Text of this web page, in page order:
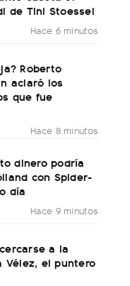
de Tini Stoessel
Hace 6 minutos
Roberto
aclaró los
que fue
Hace 8 minutos
dinero podría
con Spider-
día
Hace 9 minutos
a la
Vélez, el puntero